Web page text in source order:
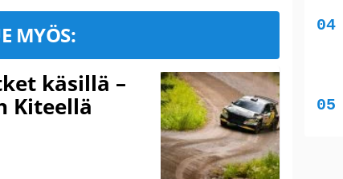
MYÖS:
käsillä –
Kiteellä